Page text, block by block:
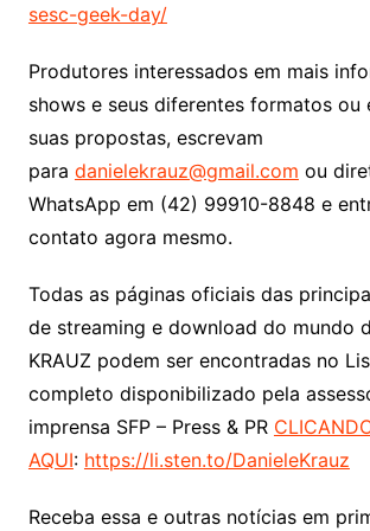
sesc-geek-day/
Produtores interessados em mais
shows e seus diferentes formatos ou
suas propostas, escrevam
para danielekrauz@gmail.com ou
WhatsApp em (42) 99910-8848 e
contato agora mesmo.
Todas as páginas oficiais das
de streaming e download do mundo
KRAUZ podem ser encontradas no
completo disponibilizado pela
imprensa SFP – Press & PR
AQUI: https://li.sten.to/DanieleKrauz
Receba essa e outras notícias em